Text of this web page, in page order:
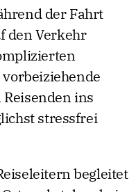
der Fahrt
den Verkehr
ins
stressfrei
begleitet